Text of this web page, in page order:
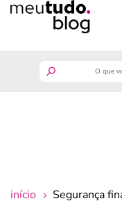
início Segurança